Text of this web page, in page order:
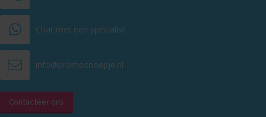
Chat met een specialist
info@promosnoepje.nl
Contacteer ons